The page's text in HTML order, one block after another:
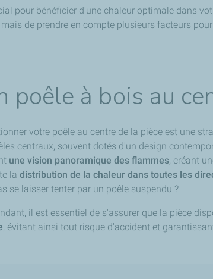
pour bénéficier d'une chaleur optimale dans
de prendre en compte plusieurs facteurs
poêle à bois au
votre poêle au centre de la pièce est une
centraux, souvent dotés d'un design
une vision panoramique des flammes, créant
ladistribution de la chaleur dans toutes les
se laisser tenter par un poêle suspendu ?
il est essentiel de s'assurer que la pièce
, évitant ainsi tout risque d'accident et